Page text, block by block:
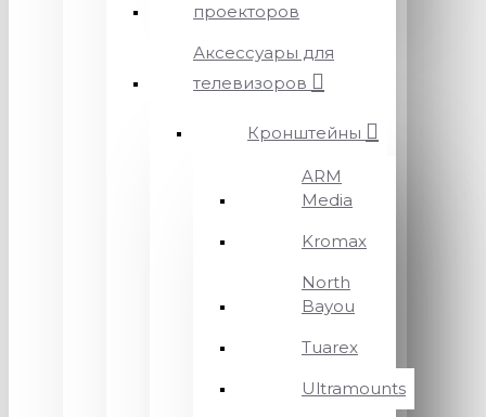
проекторов
Аксессуары для
телевизоров
Кронштейны
ARM
Media
Kromax
North
Bayou
Tuarex
Ultramounts